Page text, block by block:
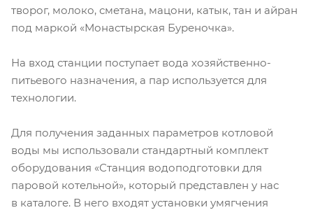
творог, молоко, сметана, мацони, катык, тан и айран
под маркой «Монастырская Буреночка».
На вход станции поступает вода хозяйственно-
питьевого назначения, а пар используется для
технологии.
Для получения заданных параметров котловой
воды мы использовали стандартный комплект
оборудования «Станция водоподготовки для
паровой котельной», который представлен у нас
в каталоге. В него входят установки умягчения